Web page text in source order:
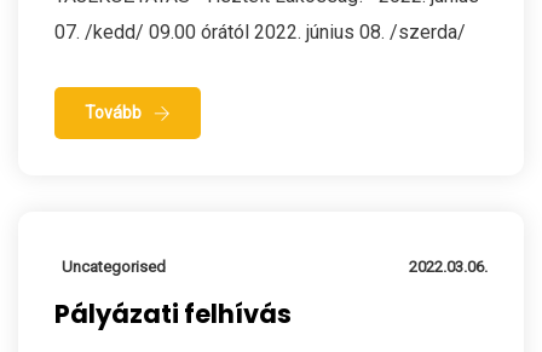
07. /kedd/ 09.00 órától 2022. június 08. /szerda/
Tovább
Uncategorised 2022.03.06.
Pályázati felhívás